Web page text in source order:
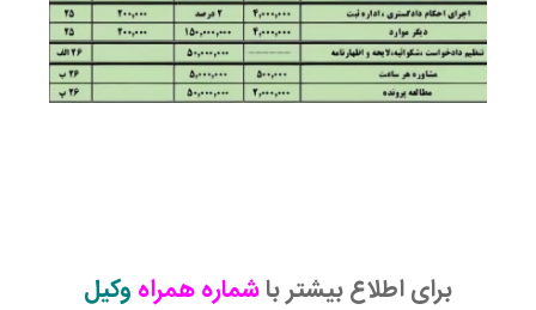
برای اطلاع بیشتر باشماره همراه وکیل